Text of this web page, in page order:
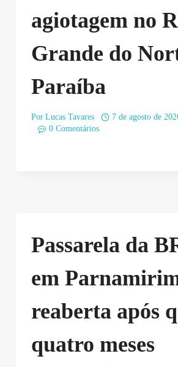
agiotagem no
Grande do
Paraíba
Por Lucas Tavares
7 de agosto de
0 Comentários
Passarela da
em
reaberta após
quatro meses